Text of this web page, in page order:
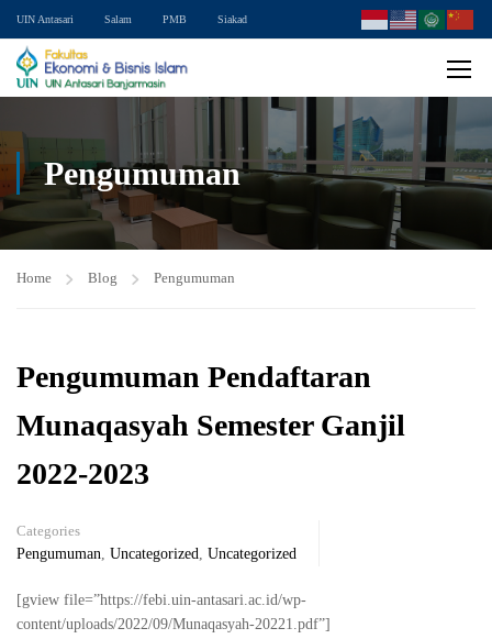
UIN Antasari Salam PMB Siakad
Pengumuman
Home Blog Pengumuman
Pengumuman Pendaftaran
Munaqasyah Semester Ganjil
2022-2023
Categories
Pengumuman, Uncategorized, Uncategorized
[gview file=”https://febi.uin-antasari.ac.id/wp-
content/uploads/2022/09/Munaqasyah-20221.pdf”]